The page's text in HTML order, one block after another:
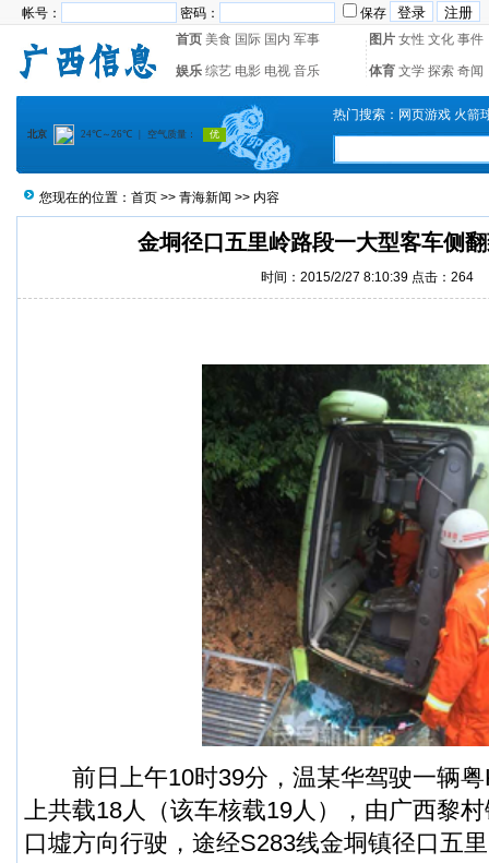
帐号： 密码：
保存
首页 美食 国际 国内 军事 图片 女性 文化 事件
娱乐 综艺 电影 电视 音乐 体育 文学 探索 奇闻
热门搜索： 网页游戏 火箭
您现在的位置： 首页 >> 青海新闻 >> 内容
金垌径口五里岭路段一大型客车侧
时间：2015/2/27 8:10:39 点击： 264
前日上午10时39分，温某华驾驶一辆粤
上共载18人（该车核载19人），由广西黎
口墟方向行驶，途经S283线金垌镇径口五